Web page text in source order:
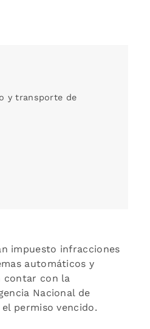
y transporte de
impuesto infracciones
automáticos y
contar con la
Nacional de
permiso vencido.